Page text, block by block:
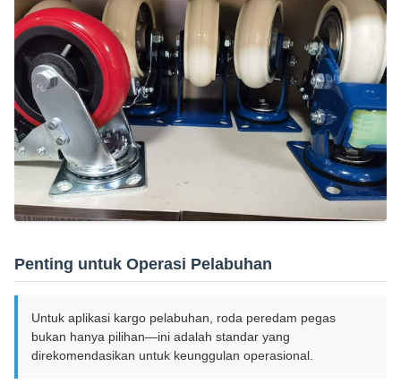
Penting untuk Operasi Pelabuhan
Untuk aplikasi kargo pelabuhan, roda peredam pegas
bukan hanya pilihan—ini adalah standar yang
direkomendasikan untuk keunggulan operasional.